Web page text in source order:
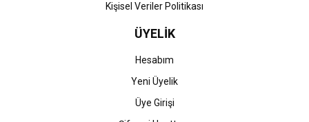
Kişisel Veriler Politikası
ÜYELİK
Hesabım
Yeni Üyelik
Üye Girişi